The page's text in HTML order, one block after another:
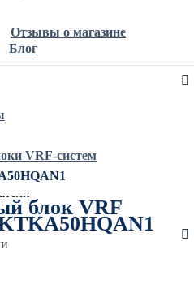
Отзывы о магазине
Блог
VRF-систем
блок VRF